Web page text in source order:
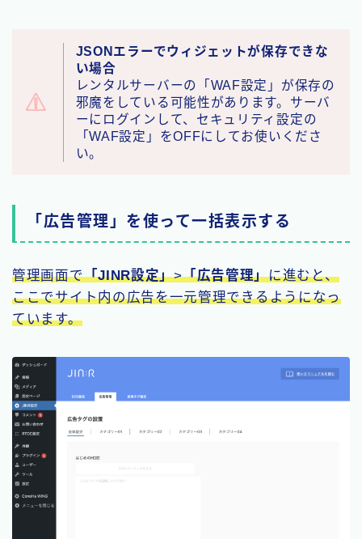
JSONエラーでウィジェットが保存できな
い場合
レンタルサーバーの「WAF設定」が保存の
邪魔をしている可能性があります。サーバ
ーにログインして、セキュリティ設定の
「WAF設定」をOFFにしてお使いくださ
い。
「広告管理」を使って一括表示する
管理画面で「JINR設定」>「広告管理」に進むと、
ここでサイト内の広告を一元管理できるようになっ
ています。